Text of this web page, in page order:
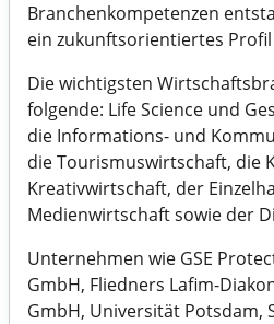
Branchenkompetenzen
ein zukunftsorientiertes
Die wichtigsten
folgende: Life Science und
die Informations- und
die Tourismuswirtschaft, die
Kreativwirtschaft, der
Medienwirtschaft sowie der
Unternehmen wie GSE
GmbH, Fliedners Lafim-
GmbH, Universität Potsdam,